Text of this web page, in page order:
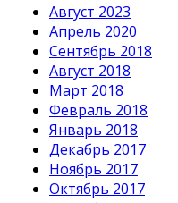
Август 2023
Апрель 2020
Сентябрь 2018
Август 2018
Март 2018
Февраль 2018
Январь 2018
Декабрь 2017
Ноябрь 2017
Октябрь 2017